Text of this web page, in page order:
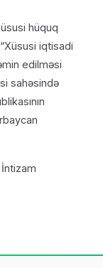
hüquq
“Xüsusi iqtisadi
edilməsi
sahəsində